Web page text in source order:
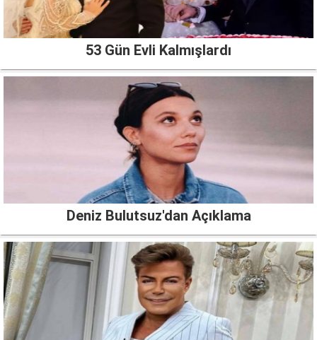
53 Gün Evli Kalmışlardı
Deniz Bulutsuz'dan Açıklama